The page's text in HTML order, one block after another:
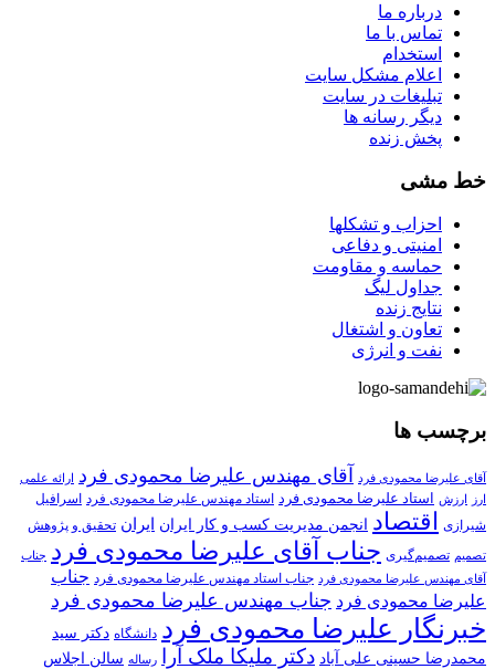
درباره ما
تماس با ما
استخدام
اعلام مشکل سایت
تبلیغات در سایت
ديگر رسانه ها
پخش زنده
خط مشی
احزاب و تشکلها
امنیتی و دفاعی
حماسه و مقاومت
جداول لیگ
نتایج زنده
تعاون و اشتغال
نفت و انرژی
برچسب ها
آقای علیرضا محمودی فرد آقای مهندس علیرضا محمودی فرد
ارائه علمی
ارز
ارزش استاد علیرضا محمودی فرد استاد مهندس علیرضا محمودی فرد
اسرافیل
شیرازی اقتصاد انجمن مدیریت کسب و کار ایران ایران تحقیق و پژوهش
تصمیم تصمیم‌گیری جناب آقای علیرضا محمودی فرد جناب
آقای مهندس علیرضا محمودی فرد جناب استاد مهندس علیرضا محمودی فرد جناب
علیرضا محمودی فرد جناب مهندس علیرضا محمودی فرد
خبرنگار علیرضا محمودی فرد دانشگاه دکتر سید
محمدرضا حسینی علی آباد دکتر ملیکا ملک آرا رساله سالن اجلاس